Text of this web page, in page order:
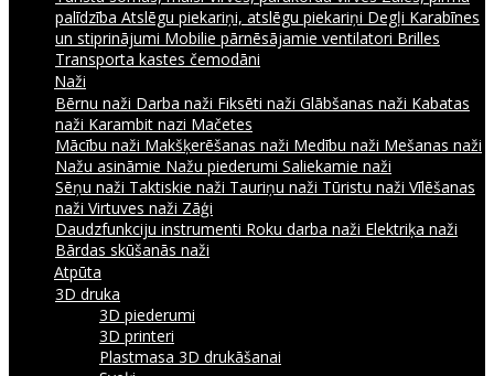
palīdzība Atslēgu piekariņi, atslēgu piekariņi Degļi Karabīnes
un stiprinājumi Mobilie pārnēsājamie ventilatori Brilles
Transporta kastes čemodāni
Naži
Bērnu naži Darba naži Fiksēti naži Glābšanas naži Kabatas
naži Karambit nazi Mačetes
Mācību naži Makšķerēšanas naži Medību naži Mešanas naži
Nažu asināmie Nažu piederumi Saliekamie naži
Sēņu naži Taktiskie naži Tauriņu naži Tūristu naži Vīlēšanas
naži Virtuves naži Zāģi
Daudzfunkciju instrumenti Roku darba naži Elektriķa naži
Bārdas skūšanās naži
Atpūta
3D druka
3D piederumi
3D printeri
Plastmasa 3D drukāšanai